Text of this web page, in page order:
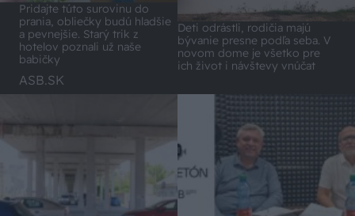
Pridajte túto surovinu do
prania, obliečky budú hladšie
a pevnejšie. Starý trik z
hotelov poznali už naše
babičky
Deti odrástli, rodičia majú
bývanie presne podľa seba. V
novom dome je všetko pre
ich život i návštevy vnúčat
ASB.SK